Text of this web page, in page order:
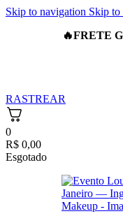
Skip to navigation Skip to
🔥FRETE
RASTREAR
0
R$ 0,00
Esgotado